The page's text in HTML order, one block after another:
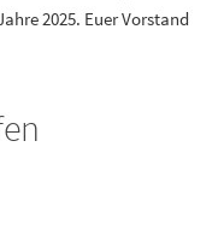
2025. Euer Vorstand